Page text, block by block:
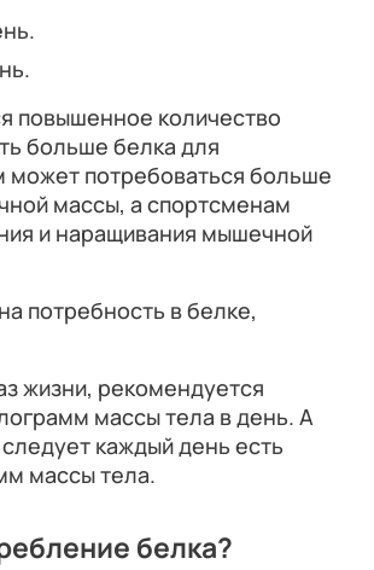
повышенное количество
больше белка для
потребоваться больше
массы, а спортсменам
и наращивания мышечной
потребность в белке,
жизни, рекомендуется
массы тела в день. А
каждый день есть
массы тела.
белка?